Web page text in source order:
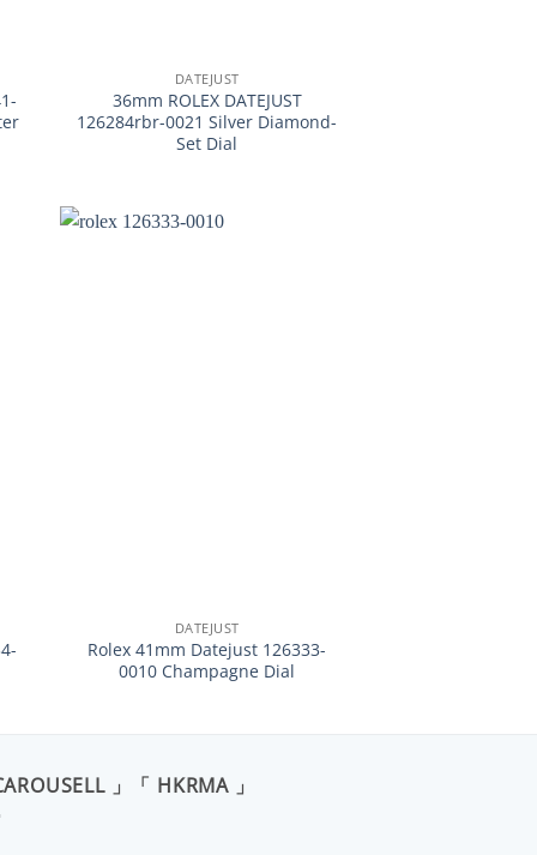
DATEJUST
36mm ROLEX DATEJUST
126284rbr-0021 Silver Diamond-
Set Dial
DATEJUST
Rolex 41mm Datejust 126333-
0010 Champagne Dial
」「 HKRMA 」